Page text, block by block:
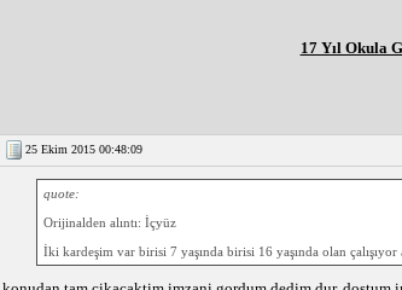
17 Yıl Okula
25 Ekim 2015 00:48:09
quote:
Orijinalden alıntı: İçyüz
İki kardeşim var birisi 7 yaşında birisi 16 yaşında olan